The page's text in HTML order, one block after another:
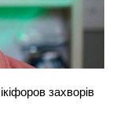
захворів